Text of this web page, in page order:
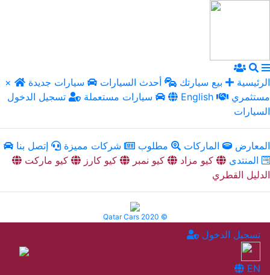
× الرئيسية بيع سيارتك أحدث السيارات
سيارات جديدة
سيارات مستعملة
تسجيل الدخول English
السيارات
المعارض الماركات مطلوب شركات مميزة
إتصل بنا
المنتدى
كيو مزاد كيو نمبر كيو كارز
كيو ماركت
الدليل القطري
Qatar Cars 2020 ©
تسجيل الدخول
EN